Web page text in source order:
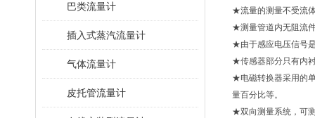
巴类流量计
插入式蒸汽流量计
气体流量计
皮托管流量计
★流量的测量不受流
★测量管道内无阻流
★由于感应电压信号
★传感器部分只有内
★电磁转换器采用的
量百分比等。
★双向测量系统，可